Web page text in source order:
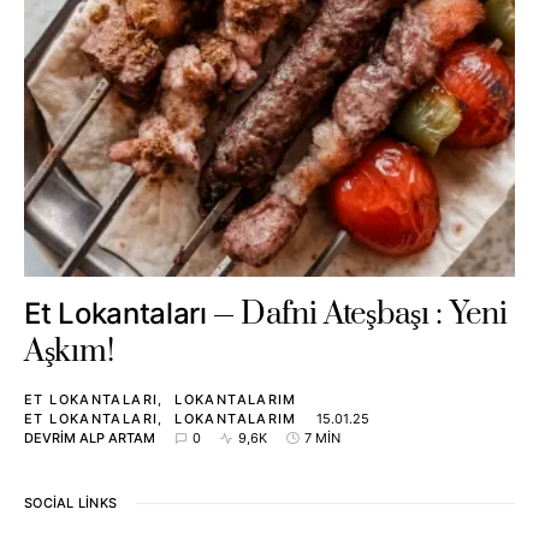
Et Lokantaları
Dafni Ateşbaşı : Yeni
Aşkım!
ET LOKANTALARI
LOKANTALARIM
ET LOKANTALARI
LOKANTALARIM
15.01.25
DEVRIM ALP ARTAM
0 9,6K 7 MIN
SOCIAL LINKS